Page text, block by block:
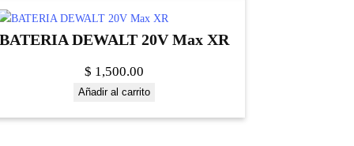
DEWALT 20V Max XR
$ 1,500.00
Añadir al carrito